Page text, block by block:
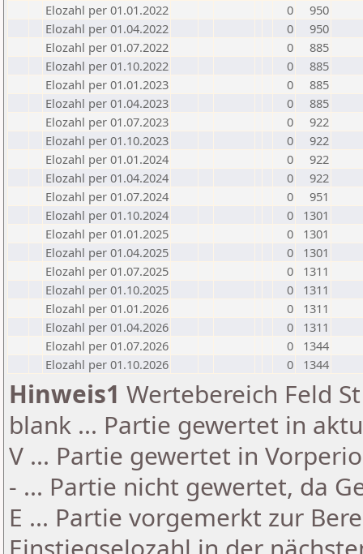
Elozahl per 01.01.2022
0
950
Elozahl per 01.04.2022
0
950
Elozahl per 01.07.2022
0
885
Elozahl per 01.10.2022
0
885
Elozahl per 01.01.2023
0
885
Elozahl per 01.04.2023
0
885
Elozahl per 01.07.2023
0
922
Elozahl per 01.10.2023
0
922
Elozahl per 01.01.2024
0
922
Elozahl per 01.04.2024
0
922
Elozahl per 01.07.2024
0
951
Elozahl per 01.10.2024
0
1301
Elozahl per 01.01.2025
0
1301
Elozahl per 01.04.2025
0
1301
Elozahl per 01.07.2025
0
1311
Elozahl per 01.10.2025
0
1311
Elozahl per 01.01.2026
0
1311
Elozahl per 01.04.2026
0
1311
Elozahl per 01.07.2026
0
1344
Elozahl per 01.10.2026
0 1344
Hinweis1 Wertebereich Feld
blank ... Partie gewertet in
V ... Partie gewertet in
- ... Partie nicht gewertet, da
E ... Partie vorgemerkt zur